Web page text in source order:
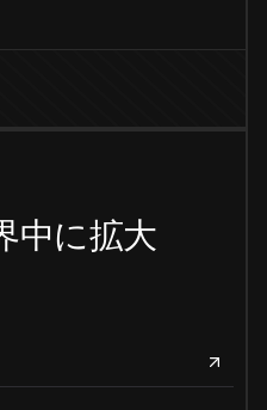
中に拡大